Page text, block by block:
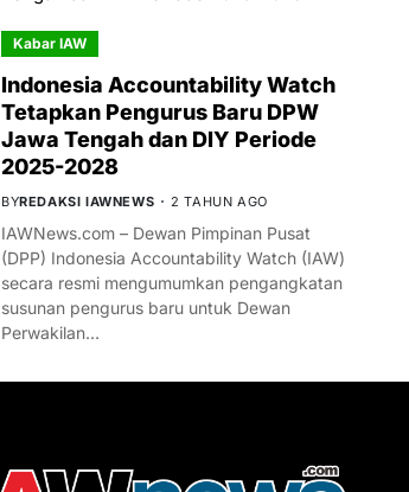
Kabar IAW
Indonesia Accountability Watch
Tetapkan Pengurus Baru DPW
Jawa Tengah dan DIY Periode
2025-2028
BYREDAKSI IAWNEWS 2 TAHUN AGO
IAWNews.com – Dewan Pimpinan Pusat
(DPP) Indonesia Accountability Watch (IAW)
secara resmi mengumumkan pengangkatan
susunan pengurus baru untuk Dewan
Perwakilan…